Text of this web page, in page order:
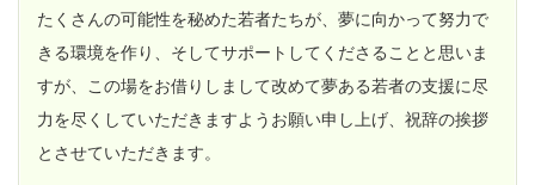
たくさんの可能性を秘めた若者たちが、夢に向かって努力で
きる環境を作り、そしてサポートしてくださることと思いま
すが、この場をお借りしまして改めて夢ある若者の支援に尽
力を尽くしていただきますようお願い申し上げ、祝辞の挨拶
とさせていただきます。